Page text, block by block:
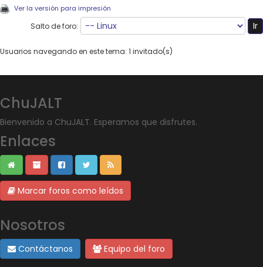
Ver la versión para impresión
Salto de foro:
Usuarios navegando en este tema: 1 invitado(s)
ChuJALT
Bienvenido a ChuJALT. Esperamos que disfrutes.
Enlaces
Marcar foros como leídos
Nosotros
Contáctanos Equipo del foro